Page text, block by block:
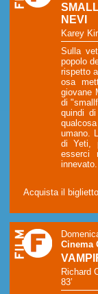
NEVI
Karey
Sulla
popolo
rispetto
osa
giovane
di
quindi
umano.
di Yeti,
esserci
innevato.
Acquista il biglietto
Cinema
Richard
83’